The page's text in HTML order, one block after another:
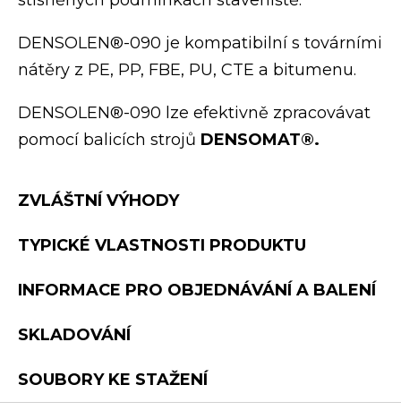
DENSOLEN®-090 je kompatibilní s továrními
nátěry z PE, PP, FBE, PU, CTE a bitumenu.
DENSOLEN®-090 lze ­efektivně zpracovávat
pomocí balicích strojů DENSOMAT®.
ZVLÁŠTNÍ VÝHODY
TYPICKÉ VLASTNOSTI PRODUKTU
INFORMACE PRO OBJEDNÁVÁNÍ A BALENÍ
SKLADOVÁNÍ
SOUBORY KE STAŽENÍ